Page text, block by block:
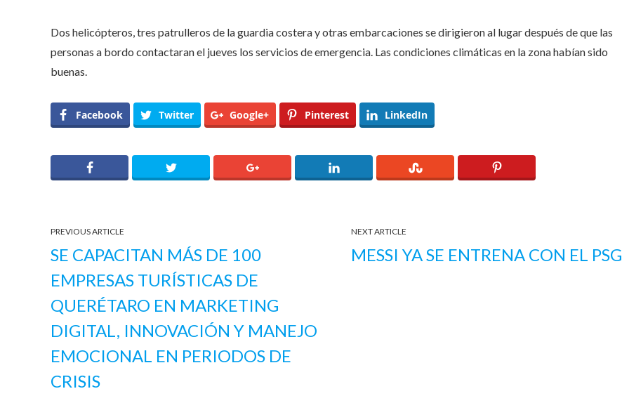
Dos helicópteros, tres patrulleros de la guardia costera y otras embarcaciones se dirigieron al lugar después de que las
personas a bordo contactaran el jueves los servicios de emergencia. Las condiciones climáticas en la zona habían sido
buenas.
Facebook Twitter Google+ Pinterest LinkedIn
PREVIOUS ARTICLE
SE CAPACITAN MÁS DE 100
EMPRESAS TURÍSTICAS DE
QUERÉTARO EN MARKETING
DIGITAL, INNOVACIÓN Y MANEJO
EMOCIONAL EN PERIODOS DE
CRISIS
NEXT ARTICLE
MESSI YA SE ENTRENA CON EL PSG